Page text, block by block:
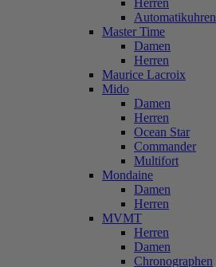
Herren
Automatikuhren
Master Time
Damen
Herren
Maurice Lacroix
Mido
Damen
Herren
Ocean Star
Commander
Multifort
Mondaine
Damen
Herren
MVMT
Herren
Damen
Chronographen